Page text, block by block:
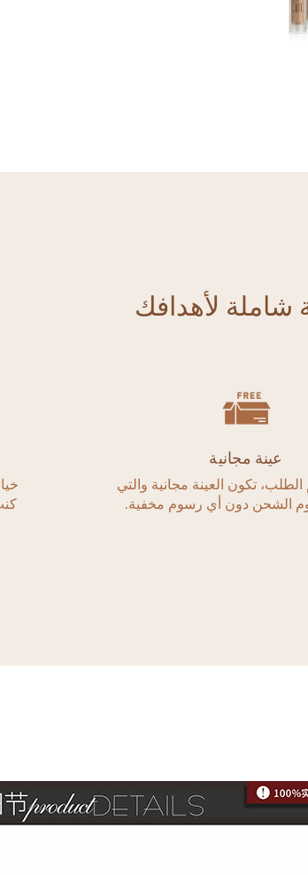
لأهدافك
مجانية
العينة مجانية والتي
دون أي رسوم مخفية.
خيارات
كنت تفضل